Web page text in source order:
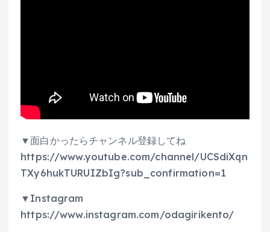
▼面白かったらチャンネル登録してね
https://www.youtube.com/channel/UCSdiXqn
TXy6hukTURUIZbIg?sub_confirmation=1
▼Instagram
https://www.instagram.com/odagirikento/